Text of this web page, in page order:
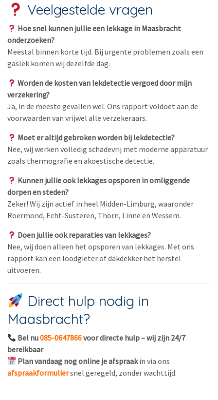
Veelgestelde vragen
Hoe snel kunnen jullie een lekkage in Maasbracht
onderzoeken?
Meestal binnen korte tijd. Bij urgente problemen zoals een
gaslek komen wij dezelfde dag.
Worden de kosten van lekdetectie vergoed door mijn
verzekering?
Ja, in de meeste gevallen wel. Ons rapport voldoet aan de
voorwaarden van vrijwel alle verzekeraars.
Moet er altijd gebroken worden bij lekdetectie?
Nee, wij werken volledig schadevrij met moderne apparatuur
zoals thermografie en akoestische detectie.
Kunnen jullie ook lekkages opsporen in omliggende
dorpen en steden?
Zeker! Wij zijn actief in heel Midden-Limburg, waaronder
Roermond, Echt-Susteren, Thorn, Linne en Wessem.
Doen jullie ook reparaties van lekkages?
Nee, wij doen alleen het opsporen van lekkages. Met ons
rapport kan een loodgieter of dakdekker het herstel
uitvoeren.
Direct hulp nodig in
Maasbracht?
Bel nu085-0647866voor directe hulp – wij zijn 24/7
bereikbaar
Plan vandaag nog online je afspraakin via ons
afspraakformuliersnel geregeld, zonder wachttijd.